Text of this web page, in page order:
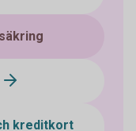
kreditkort